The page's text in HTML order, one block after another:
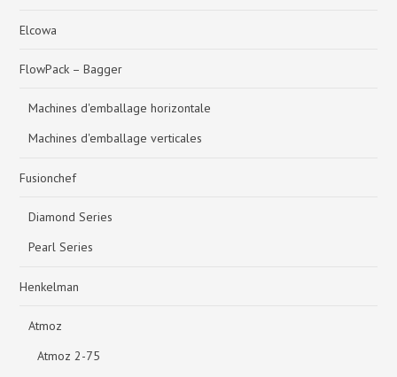
Elcowa
FlowPack – Bagger
Machines d'emballage horizontale
Machines d'emballage verticales
Fusionchef
Diamond Series
Pearl Series
Henkelman
Atmoz
Atmoz 2-75